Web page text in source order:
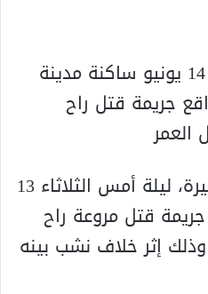
استفاقت صباح الاربعاء 14 يونيو ساكنة مدينة
جريمة قتل راح
حيث اهتزت مدينة الدشيرة، ليلة أمس الثلاثاء 13
قتل مروعة راح
إثر خلاف نشب بينه